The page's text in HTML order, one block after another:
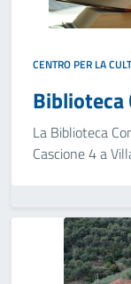
CENTRO PER LA
Biblioteca
La Biblioteca
Cascione 4 a